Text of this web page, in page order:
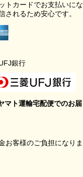
トカードでお支払いにな
されるため安心です。
銀行
マト運輸宅配便でのお届
お客様のご負担になりま